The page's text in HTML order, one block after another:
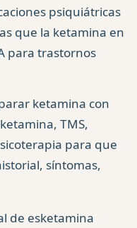
psiquiátricas
que la ketamina en
para trastornos
ketamina con
TMS,
para que
síntomas,
de esketamina